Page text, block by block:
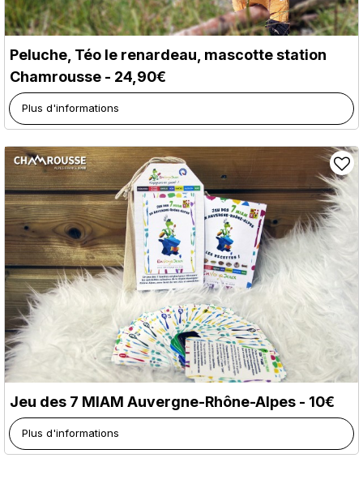
Peluche, Téo le renardeau, mascotte station
Chamrousse - 24,90€
Plus d'informations
Jeu des 7 MIAM Auvergne-Rhône-Alpes - 10€
Plus d'informations